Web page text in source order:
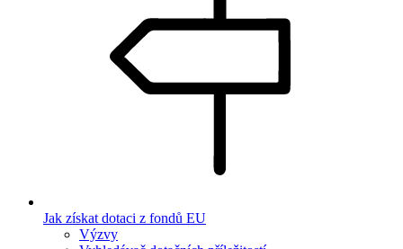
Jak získat dotaci z fondů EU
Výzvy